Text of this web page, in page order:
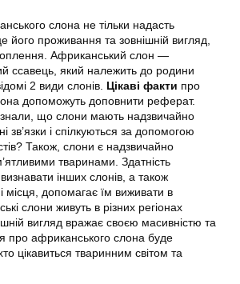
слона не тільки надасть
його проживання та зовнішній вигляд,
Африканський слон —
ссавець, який належить до родини
2 види слонів. Цікаві факти про
допоможуть доповнити реферат.
що слони мають надзвичайно
зв’язки і спілкуються за допомогою
Також, слони є надзвичайно
тваринами. Здатність
інших слонів, а також
місця, допомагає їм виживати в
слони живуть в різних регіонах
вигляд вражає своєю масивністю та
про африканського слона буде
цікавиться тваринним світом та